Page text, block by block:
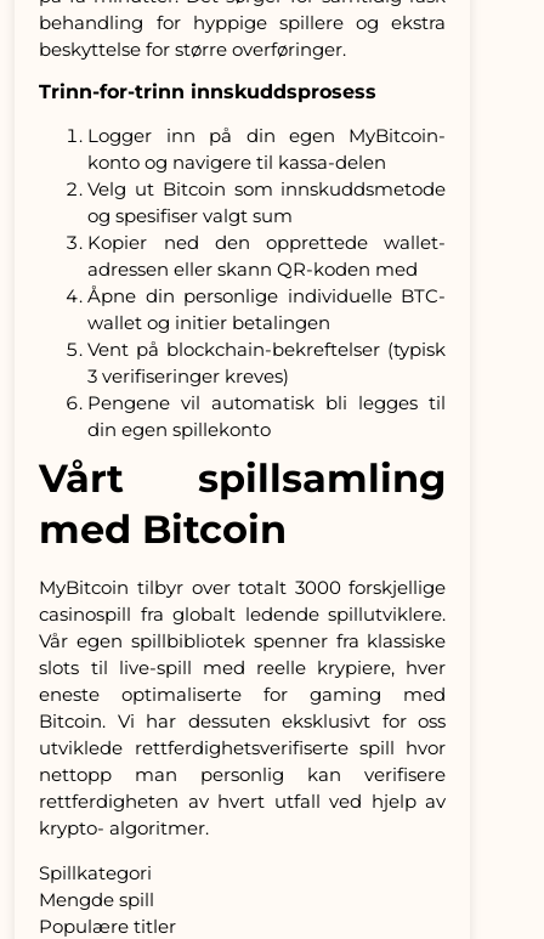
behandling for hyppige spillere og ekstra
beskyttelse for større overføringer.
Trinn-for-trinn innskuddsprosess
Logger inn på din egen MyBitcoin-
konto og navigere til kassa-delen
Velg ut Bitcoin som innskuddsmetode
og spesifiser valgt sum
Kopier ned den opprettede wallet-
adressen eller skann QR-koden med
Åpne din personlige individuelle BTC-
wallet og initier betalingen
Vent på blockchain-bekreftelser (typisk
3 verifiseringer kreves)
Pengene vil automatisk bli legges til
din egen spillekonto
Vårt spillsamling
med Bitcoin
MyBitcoin tilbyr over totalt 3000 forskjellige
casinospill fra globalt ledende spillutviklere.
Vår egen spillbibliotek spenner fra klassiske
slots til live-spill med reelle krypiere, hver
eneste optimaliserte for gaming med
Bitcoin. Vi har dessuten eksklusivt for oss
utviklede rettferdighetsverifiserte spill hvor
nettopp man personlig kan verifisere
rettferdigheten av hvert utfall ved hjelp av
krypto- algoritmer.
Spillkategori
Mengde spill
Populære titler